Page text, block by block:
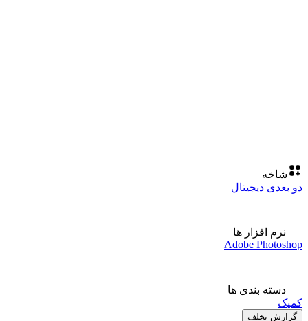
شاخه
دو بعدی دیجیتال
نرم افزار ها
Adobe Photoshop
دسته بندی ها
کمیک
گزارش تخلف